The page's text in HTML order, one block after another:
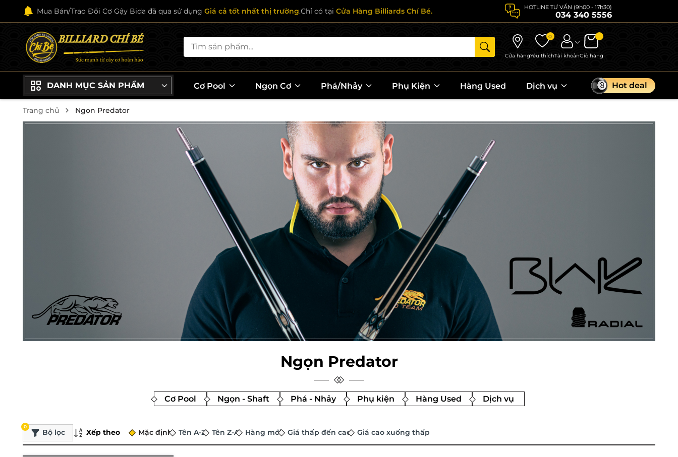
Mua Bán/Trao Đổi Cơ Gậy Bida đã qua sử dụng Giá cả tốt nhất thị trường.Chỉ có tại Cửa Hàng Billiards Chí Bé. HOTLINE TƯ VẤN (9h00 - 17h30)
034 340 5556
Cửa hàng
0
Yêu thíchTài khoảnGiỏ hàng
DANH MỤC SẢN PHẨM Cơ Pool Ngọn Cơ Phá/Nhảy Phụ Kiện Hàng Used Dịch vụ Hot deal
Trang chủ Ngọn Predator
Ngọn Predator
Cơ Pool Ngọn - Shaft Phá - Nhảy Phụ kiện Hàng Used Dịch vụ
Bộ lọc
0
Xếp theo Mặc định Tên A-Z Tên Z-A Hàng mới Giá thấp đến cao Giá cao xuống thấp